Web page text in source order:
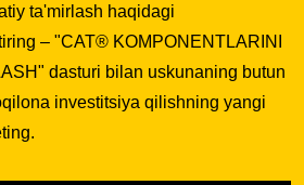
ta'mirlash haqidagi
– "CAT® KOMPONENTLARINI
dasturi bilan uskunaning butun
investitsiya qilishning yangi